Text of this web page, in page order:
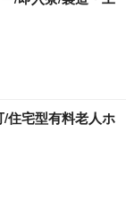
/住宅型有料老人ホ